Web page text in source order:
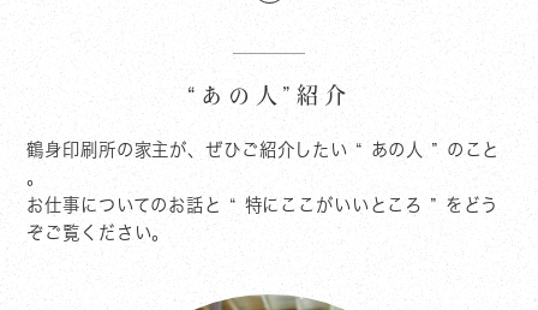
“あの人”紹介
鶴身印刷所の家主が、ぜひご紹介したい “ あの人 ” のこと
。
お仕事についてのお話と “ 特にここがいいところ ” をどう
ぞご覧ください。